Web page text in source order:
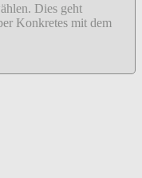
Dies geht
Konkretes mit dem